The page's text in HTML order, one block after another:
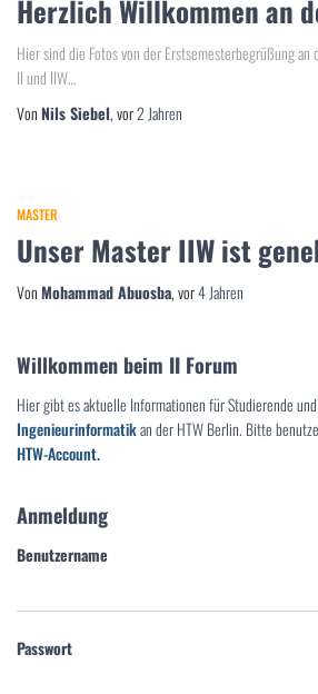
Herzlich Willkommen an
Hier sind die Fotos von der Erstsemesterbegrüßung an
II und IIW…
VonNils Siebel, vor2 Jahren
MASTER
Unser Master IIW ist
VonMohammad Abuosba, vor4 Jahren
Willkommen beim II Forum
Hier gibt es aktuelle Informationen für Studierende
Ingenieurinformatikan der HTW Berlin. Bitte
HTW-Account.
Anmeldung
Benutzername
Passwort